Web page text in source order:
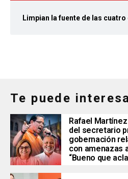
Limpian la fuente de las cuatro
Te puede
Rafael
del secretario
gobernación
con amenazas
“Bueno que